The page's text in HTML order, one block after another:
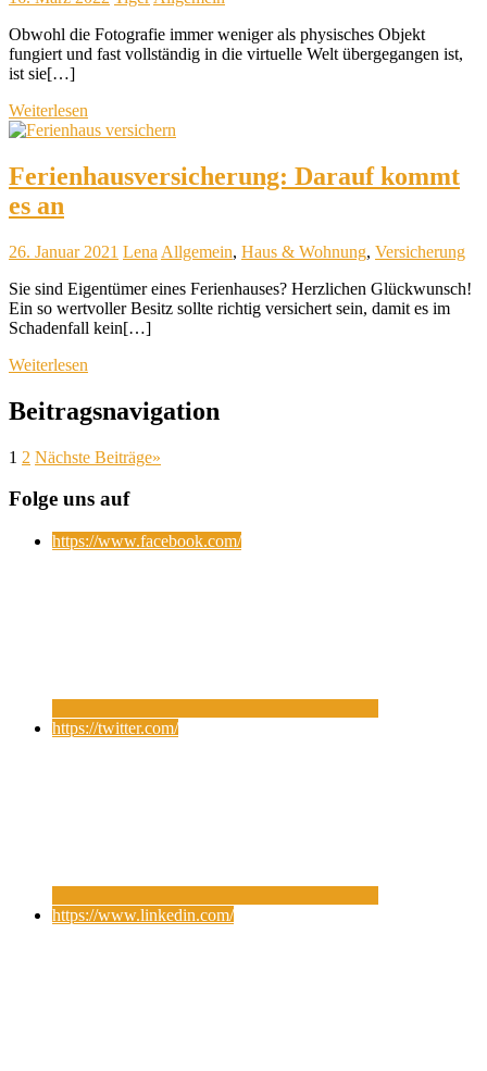
Obwohl die Fotografie immer weniger als physisches Objekt
fungiert und fast vollständig in die virtuelle Welt übergegangen ist,
ist sie[…]
Weiterlesen
Ferienhausversicherung: Darauf kommt
es an
26. Januar 2021 Lena Allgemein, Haus & Wohnung, Versicherung
Sie sind Eigentümer eines Ferienhauses? Herzlichen Glückwunsch!
Ein so wertvoller Besitz sollte richtig versichert sein, damit es im
Schadenfall kein[…]
Weiterlesen
Beitragsnavigation
1 2 Nächste Beiträge»
Folge uns auf
https://www.facebook.com/
https://twitter.com/
https://www.linkedin.com/